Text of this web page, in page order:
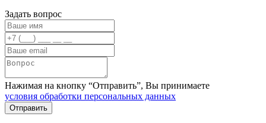
Задать вопрос
Нажимая на кнопку “Отправить”, Вы принимаете
условия обработки персональных данных